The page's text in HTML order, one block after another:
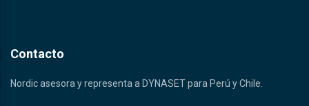
Contacto
Nordic asesora y representa a DYNASET para Perú y Chile.